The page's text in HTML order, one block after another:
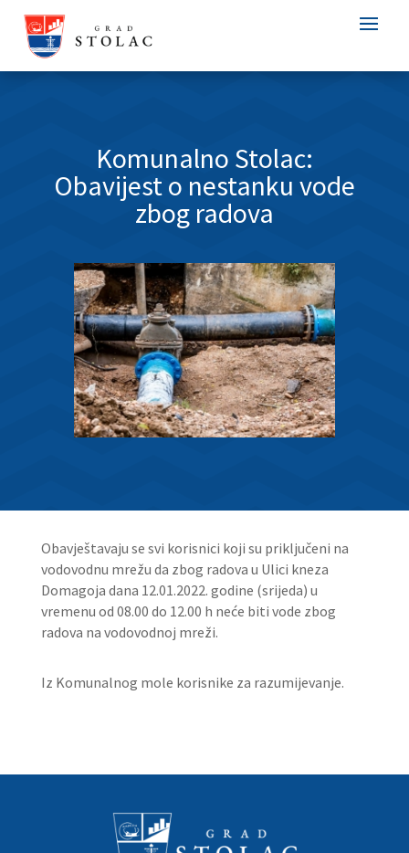
Komunalno Stolac:
Obavijest o nestanku vode
zbog radova
Obavještavaju se svi korisnici koji su priključeni na
vodovodnu mrežu da zbog radova u Ulici kneza
Domagoja dana 12.01.2022. godine (srijeda) u
vremenu od 08.00 do 12.00 h neće biti vode zbog
radova na vodovodnoj mreži.
Iz Komunalnog mole korisnike za razumijevanje.